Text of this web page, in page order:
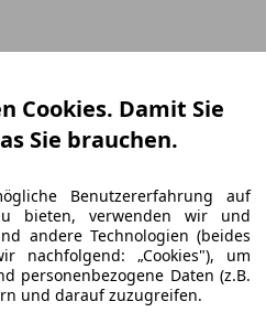
Cookies. Damit Sie
Sie brauchen.
Benutzererfahrung auf
bieten, verwenden wir und
andere Technologien (beides
nachfolgend: „Cookies"), um
personenbezogene Daten (z.B.
und darauf zuzugreifen.